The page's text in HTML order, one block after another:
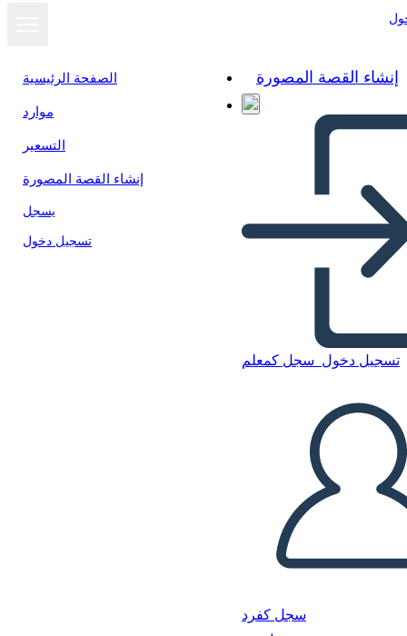
الصفحة الرئيسية
موارد
التسعير
إنشاء القصة المصورة
يسجل
تسجيل دخول
إنشاء القصة المصورة
تسجيل دخول سجل كمعلم
سجل كفرد
Diseño-Pensamiento Info-3